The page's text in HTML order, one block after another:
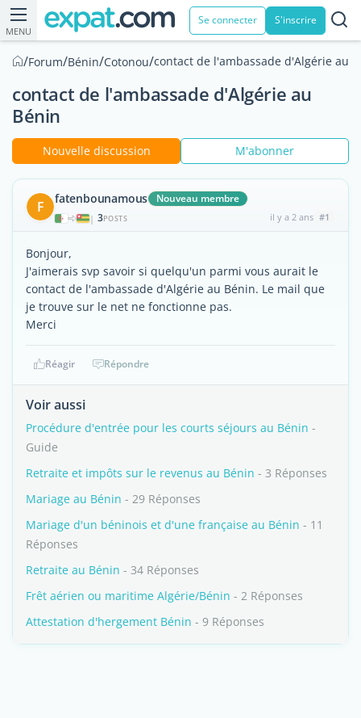
MENU
Se connecter S'inscrire
/Forum/Bénin/Cotonou/contact de l'ambassade d'Algérie au
contact de l'ambassade d'Algérie au
Bénin
Nouvelle discussion M'abonner
F fatenbounamous Nouveau membre
| 3POSTS il y a 2 ans #1
Bonjour,
J'aimerais svp savoir si quelqu'un parmi vous aurait le
contact de l'ambassade d'Algérie au Bénin. Le mail que
je trouve sur le net ne fonctionne pas.
Merci
Réagir Répondre
Voir aussi
Procédure d'entrée pour les courts séjours au Bénin -
Guide
Retraite et impôts sur le revenus au Bénin - 3 Réponses
Mariage au Bénin - 29 Réponses
Mariage d'un béninois et d'une française au Bénin - 11
Réponses
Retraite au Bénin - 34 Réponses
Frêt aérien ou maritime Algérie/Bénin - 2 Réponses
Attestation d'hergement Bénin - 9 Réponses